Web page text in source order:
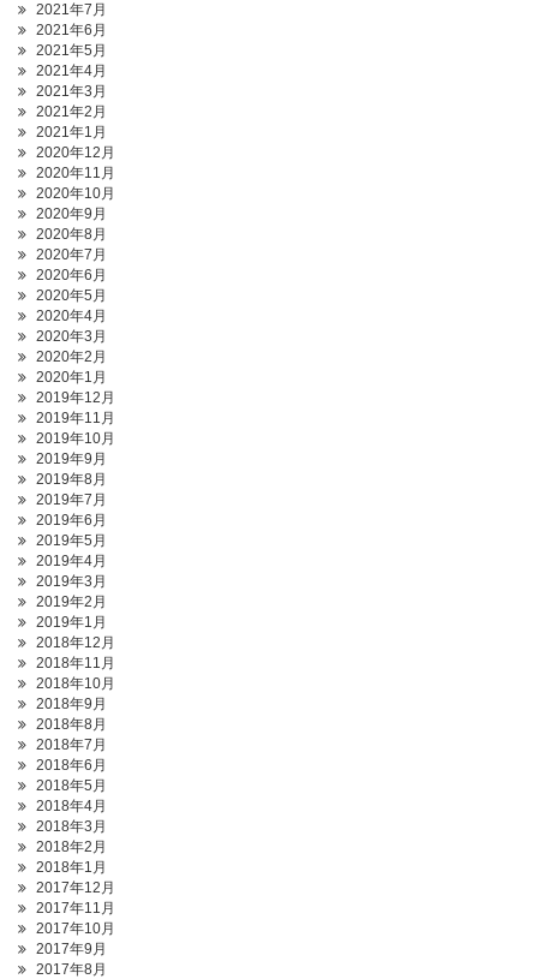
2021年7月
2021年6月
2021年5月
2021年4月
2021年3月
2021年2月
2021年1月
2020年12月
2020年11月
2020年10月
2020年9月
2020年8月
2020年7月
2020年6月
2020年5月
2020年4月
2020年3月
2020年2月
2020年1月
2019年12月
2019年11月
2019年10月
2019年9月
2019年8月
2019年7月
2019年6月
2019年5月
2019年4月
2019年3月
2019年2月
2019年1月
2018年12月
2018年11月
2018年10月
2018年9月
2018年8月
2018年7月
2018年6月
2018年5月
2018年4月
2018年3月
2018年2月
2018年1月
2017年12月
2017年11月
2017年10月
2017年9月
2017年8月